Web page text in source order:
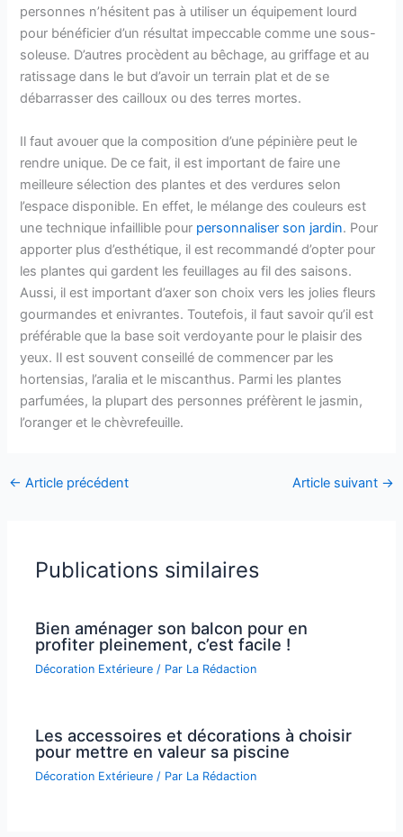
personnes n’hésitent pas à utiliser un équipement lourd
pour bénéficier d’un résultat impeccable comme une sous-
soleuse. D’autres procèdent au bêchage, au griffage et au
ratissage dans le but d’avoir un terrain plat et de se
débarrasser des cailloux ou des terres mortes.
Il faut avouer que la composition d’une pépinière peut le
rendre unique. De ce fait, il est important de faire une
meilleure sélection des plantes et des verdures selon
l’espace disponible. En effet, le mélange des couleurs est
une technique infaillible pour personnaliser son jardin. Pour
apporter plus d’esthétique, il est recommandé d’opter pour
les plantes qui gardent les feuillages au fil des saisons.
Aussi, il est important d’axer son choix vers les jolies fleurs
gourmandes et enivrantes. Toutefois, il faut savoir qu’il est
préférable que la base soit verdoyante pour le plaisir des
yeux. Il est souvent conseillé de commencer par les
hortensias, l’aralia et le miscanthus. Parmi les plantes
parfumées, la plupart des personnes préfèrent le jasmin,
l’oranger et le chèvrefeuille.
← Article précédent Article suivant →
Publications similaires
Bien aménager son balcon pour en
profiter pleinement, c’est facile !
Décoration Extérieure / Par La Rédaction
Les accessoires et décorations à choisir
pour mettre en valeur sa piscine
Décoration Extérieure / Par La Rédaction